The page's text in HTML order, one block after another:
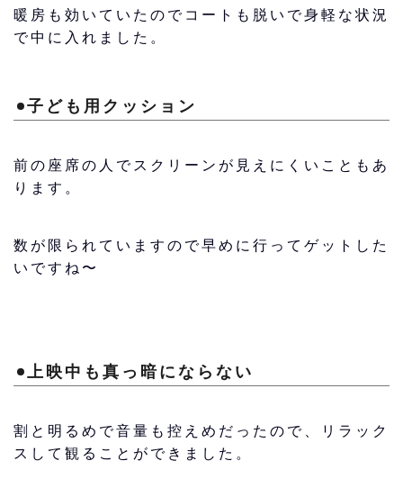
暖房も効いていたのでコートも脱いで身軽な状況
で中に入れました。
子ども用クッション
前の座席の人でスクリーンが見えにくいこともあ
ります。
数が限られていますので早めに行ってゲットした
いですね〜
上映中も真っ暗にならない
割と明るめで音量も控えめだったので、リラック
スして観ることができました。